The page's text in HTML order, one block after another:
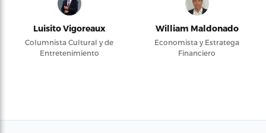
Luisito Vigoreaux
Columnista Cultural y de
Entretenimiento
William Maldonado
Economista y Estratega
Financiero